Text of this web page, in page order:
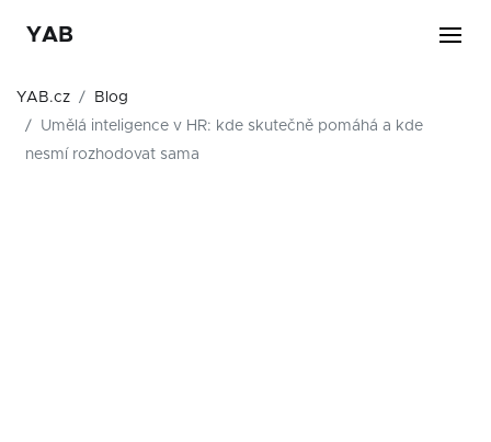
YAB
YAB.cz
Blog
Umělá inteligence v HR: kde skutečně pomáhá a kde
nesmí rozhodovat sama